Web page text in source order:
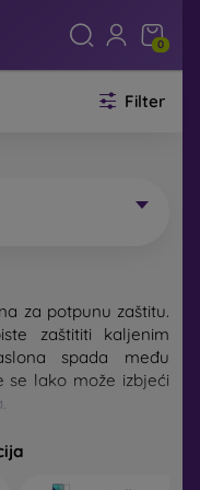
0
Filter
za potpunu zaštitu.
zaštititi kaljenim
spada među
se lako može izbjeći
ali u većini